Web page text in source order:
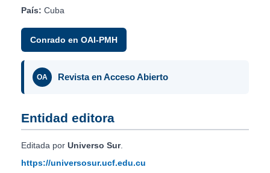
País: Cuba
Conrado en OAI-PMH
OA Revista en Acceso Abierto
Entidad editora
Editada por Universo Sur.
https://universosur.ucf.edu.cu